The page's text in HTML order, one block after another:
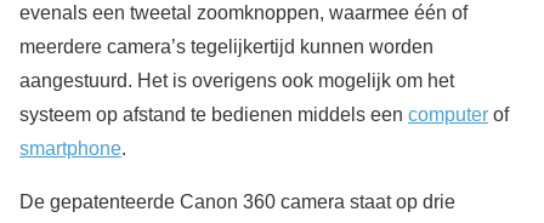
evenals een tweetal zoomknoppen, waarmee één of
meerdere camera’s tegelijkertijd kunnen worden
aangestuurd. Het is overigens ook mogelijk om het
systeem op afstand te bedienen middels een computer of
smartphone.
De gepatenteerde Canon 360 camera staat op drie